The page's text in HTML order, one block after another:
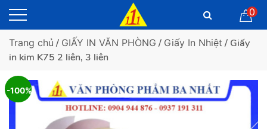
0
Trang chủ / GIẤY IN VĂN PHÒNG / Giấy In Nhiệt / Giấy
in kim K75 2 liên, 3 liên
-100%